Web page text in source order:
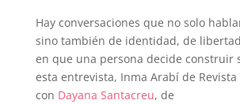
Hay conversaciones que no solo
sino también de identidad, de
en que una persona decide construir
esta entrevista, Inma Arabí de Revista
con Dayana Santacreu, de